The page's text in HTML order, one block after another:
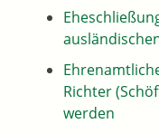
Richter
werden